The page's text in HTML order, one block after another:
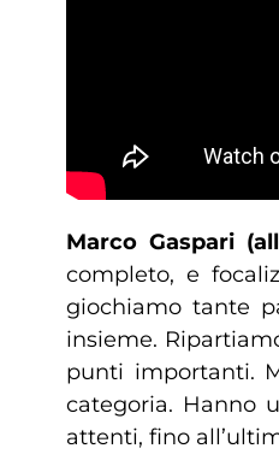
Marco Gaspari
completo, e
giochiamo tante
insieme.
punti importanti.
categoria. Hanno
attenti, fino